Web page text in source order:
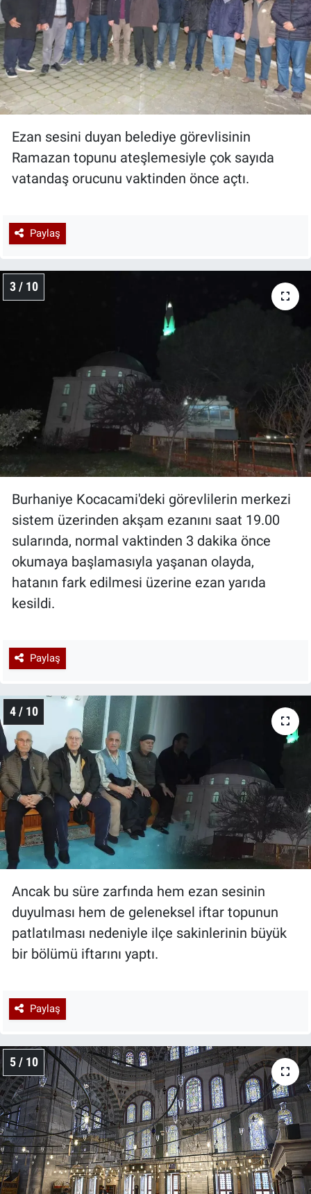
Ezan sesini duyan belediye görevlisinin
Ramazan topunu ateşlemesiyle çok sayıda
vatandaş orucunu vaktinden önce açtı.
Paylaş
3 / 10
Burhaniye Kocacami'deki görevlilerin merkezi
sistem üzerinden akşam ezanını saat 19.00
sularında, normal vaktinden 3 dakika önce
okumaya başlamasıyla yaşanan olayda,
hatanın fark edilmesi üzerine ezan yarıda
kesildi.
Paylaş
4 / 10
Ancak bu süre zarfında hem ezan sesinin
duyulması hem de geleneksel iftar topunun
patlatılması nedeniyle ilçe sakinlerinin büyük
bir bölümü iftarını yaptı.
Paylaş
5 / 10